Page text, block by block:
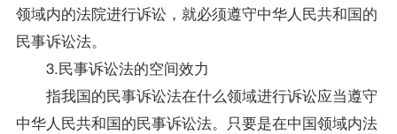
领域内的法院进行诉讼，就必须遵守中华人民共和国的
民事诉讼法。
3.民事诉讼法的空间效力
指我国的民事诉讼法在什么领域进行诉讼应当遵守
中华人民共和国的民事诉讼法。只要是在中国领域内法